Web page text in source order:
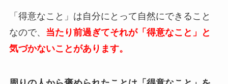
「得意なこと」は自分にとって自然にできること
なので、 当たり前過ぎてそれが「得意なこと」と
気づかないことがあります。